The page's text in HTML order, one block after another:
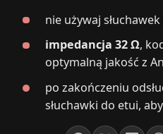
nie używaj
impedancja 32 Ω,
optymalną jakość z
po zakończeniu
słuchawki do etui,